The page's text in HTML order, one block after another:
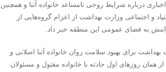
درباره شرایط روحی نامساعد خانواده آتنا و همچنین
و اجتماعی وزارت بهداشت از اعزام گروه‌هایی از
به فضای عمومی این منطقه خبر داد.
بهداشت برای بهبود سلامت روان خانواده آتنا اصلانی و
روزهای اول حادثه با خانواده مقتول و مسئولان